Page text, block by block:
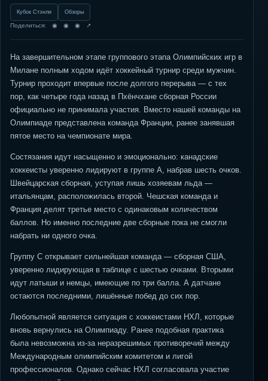
Кубок Стэнли Обзоры
Поделиться: ◉ ◉ ◉ ↗
На завершительном этапе группового этапа Олимпийских игр в
Милане полным ходом идёт хоккейный турнир среди мужчин.
Турнир проходит впервые после долгого перерыва — с тех
пор, как четыре года назад в Пхёнчхане сборная России
официально не принимала участия. Вместо нашей команды на
Олимпиаде представлена команда Франции, ранее занявшая
пятое место на чемпионате мира.
Состязания идут насыщенно и эмоционально: канадские
хоккеисты уверенно лидируют в группе A, набрав шесть очков.
Швейцарская сборная, уступая лишь хозяевам льда —
итальянцам, расположилась второй. Чешская команда и
Франция делят третье место с одинаковым количеством
баллов. Но именно последние две сборные пока не смогли
набрать ни одного очка.
Группу C открывает сильнейшая команда — сборная США,
уверенно лидирующая в таблице с шестью очками. Вторыми
идут латыши и немцы, имеющие по три балла. А датчане
остаются последними, лишённые побед до сих пор.
Любопытной является ситуация с хоккеистами НХЛ, которые
вновь вернулись на Олимпиаду. Ранее подобная практика
была невозможна из-за неразрешимых противоречий между
Международным олимпийским комитетом и лигой
профессионалов. Однако сейчас НХЛ согласовала участие